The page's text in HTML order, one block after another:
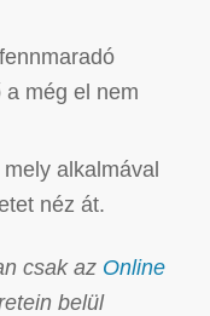
még el nem
mely alkalmával
néz át.
csak az Online
belül